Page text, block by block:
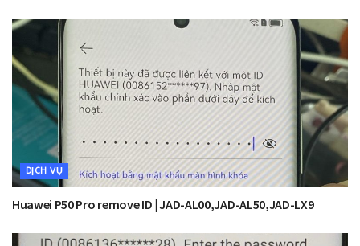
DỊCH VỤ
Huawei P50 Pro remove ID | JAD-AL00,JAD-AL50,JAD-LX9